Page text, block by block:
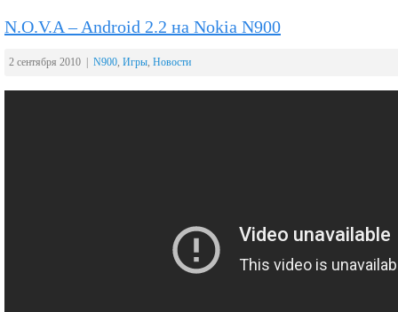
N.O.V.A – Android 2.2 на Nokia N900
2 сентября 2010 | N900, Игры, Новости